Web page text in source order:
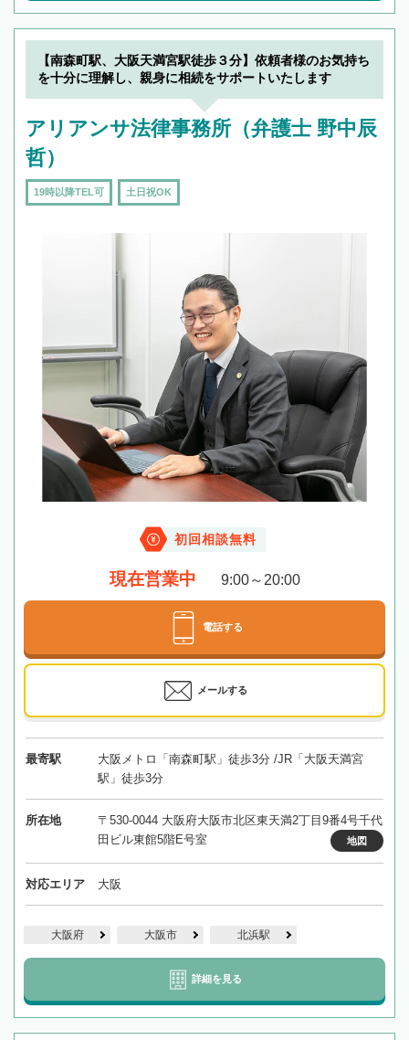
【南森町駅、大阪天満宮駅徒歩３分】依頼者様のお気持ち
を十分に理解し、親身に相続をサポートいたします
アリアンサ法律事務所（弁護士 野中辰
哲）
19時以降TEL可 土日祝OK
初回相談無料
現在営業中 9:00～20:00
電話する
メールする
最寄駅
大阪メトロ「南森町駅」徒歩3分 /JR「大阪天満宮
駅」徒歩3分
所在地
〒530-0044 大阪府大阪市北区東天満2丁目9番4号千代
田ビル東館5階E号室
地図
対応エリア 大阪
大阪府 大阪市 北浜駅
詳細を見る